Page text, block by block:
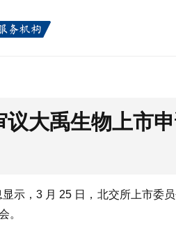
大禹生物上市
示，3 月 25 日，北交所上市委
。